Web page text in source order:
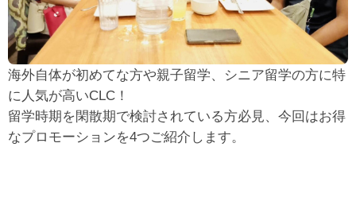
海外自体が初めてな方や親子留学、シニア留学の方に特
に人気が高いCLC！
留学時期を閑散期で検討されている方必見、今回はお得
なプロモーションを4つご紹介します。